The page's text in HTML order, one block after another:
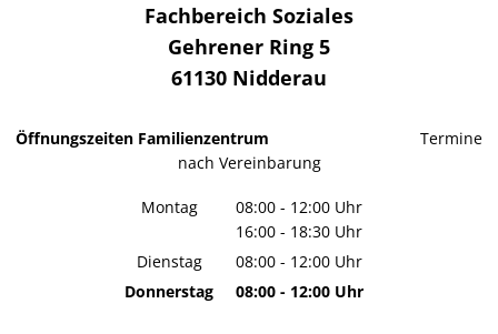
Fachbereich Soziales
Gehrener Ring 5
61130 Nidderau
Öffnungszeiten Familienzentrum Termine
nach Vereinbarung
Montag 08:00 - 12:00 Uhr
Von 08:00 bis 12:00 Uhr
16:00 - 18:30 Uhr
Von 16:00 bis 18:30 Uhr
Dienstag 08:00 - 12:00 Uhr
Von 08:00 bis 12:00 Uhr
Donnerstag 08:00- 12:00Uhr